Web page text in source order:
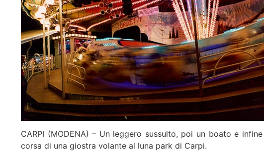
CARPI (MODENA) – Un leggero sussulto, poi un boato e
corsa di una giostra volante al luna park di Carpi.